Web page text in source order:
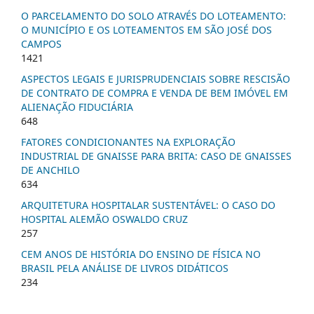
O PARCELAMENTO DO SOLO ATRAVÉS DO LOTEAMENTO:
O MUNICÍPIO E OS LOTEAMENTOS EM SÃO JOSÉ DOS
CAMPOS
1421
ASPECTOS LEGAIS E JURISPRUDENCIAIS SOBRE RESCISÃO
DE CONTRATO DE COMPRA E VENDA DE BEM IMÓVEL EM
ALIENAÇÃO FIDUCIÁRIA
648
FATORES CONDICIONANTES NA EXPLORAÇÃO
INDUSTRIAL DE GNAISSE PARA BRITA: CASO DE GNAISSES
DE ANCHILO
634
ARQUITETURA HOSPITALAR SUSTENTÁVEL: O CASO DO
HOSPITAL ALEMÃO OSWALDO CRUZ
257
CEM ANOS DE HISTÓRIA DO ENSINO DE FÍSICA NO
BRASIL PELA ANÁLISE DE LIVROS DIDÁTICOS
234